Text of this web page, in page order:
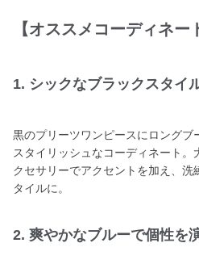
【オススメコーディネー
1. シックなブラックスタイ
黒のプリーツワンピースにロングブ
スタイリッシュなコーディネート
クセサリーでアクセントを加え、洗
タイルに。
2. 爽やかなブルーで個性を